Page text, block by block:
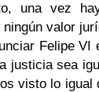
una vez
valor
Felipe VI
justicia sea
visto lo